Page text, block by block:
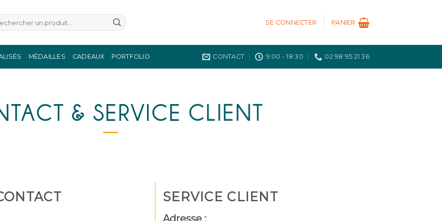
:
SE CONNECTER PANIER
MÉDAILLES CADEAUX PORTFOLIO CONTACT 9:00 - 18:30 02 98 95 21 36
& SERVICE CLIENT
SERVICE CLIENT
Adresse :